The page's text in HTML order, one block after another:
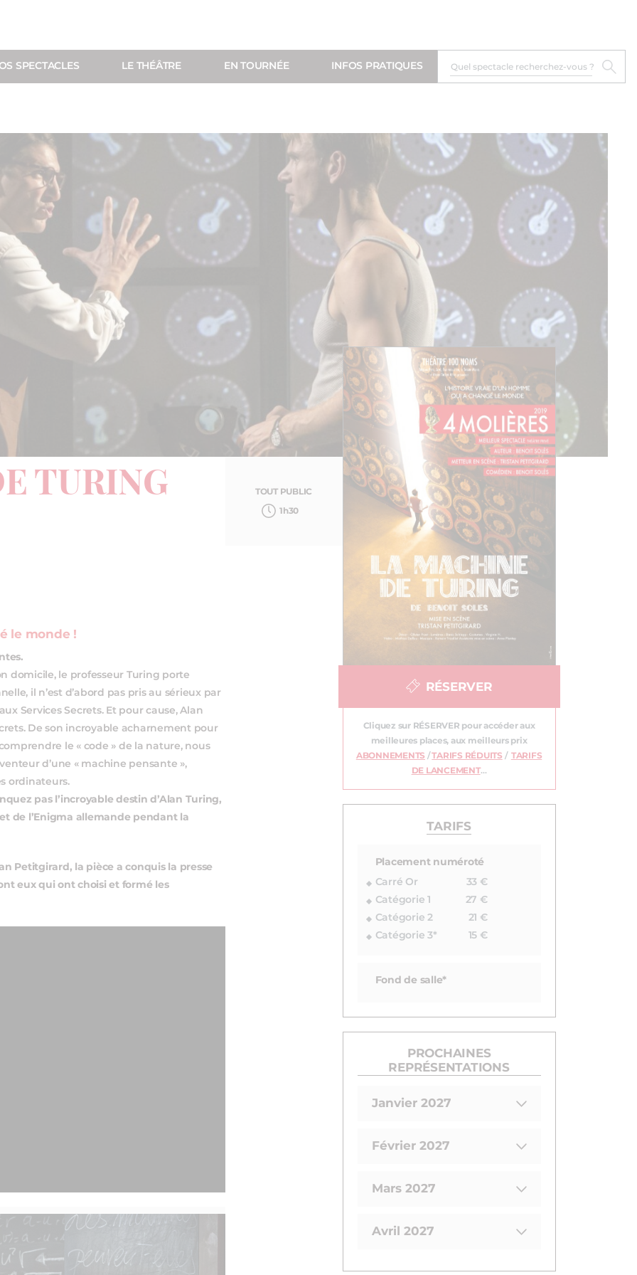
SPECTACLES LE THÉÂTRE EN TOURNÉE INFOS PRATIQUES
TURING
le monde !
domicile, le professeur Turing porte
il n’est d’abord pas pris au sérieux par
Services Secrets. Et pour cause, Alan
De son incroyable acharnement pour
le « code » de la nature, nous
d’une « machine pensante »,
ordinateurs.
pas l’incroyable destin d’Alan Turing,
de l’Enigma allemande pendant la
Petitgirard, la pièce a conquis la presse
eux qui ont choisi et formé les
TOUT PUBLIC
1h30
RÉSERVER
Cliquez sur RÉSERVER pour accéder aux
meilleures places, aux meilleurs prix
ABONNEMENTS /TARIFS RÉDUITS / TARIFS
DE LANCEMENT…
TARIFS
Placement numéroté
Carré Or
33 €
Catégorie 1
27 €
Catégorie 2
21 €
Catégorie 3*
15 €
Fond de salle*
PROCHAINES
REPRÉSENTATIONS
Janvier 2027
Février 2027
Mars 2027
Avril 2027